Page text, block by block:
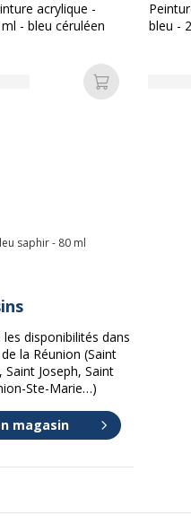
acrylique -
- bleu céruléen
Ajouter au
bleu -
saphir - 80 ml
disponibilités dans
la Réunion (Saint
Joseph, Saint
Ste-Marie…)
magasin